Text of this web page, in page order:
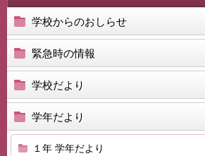
学校からのおしらせ
緊急時の情報
学校だより
学年だより
１年 学年だより